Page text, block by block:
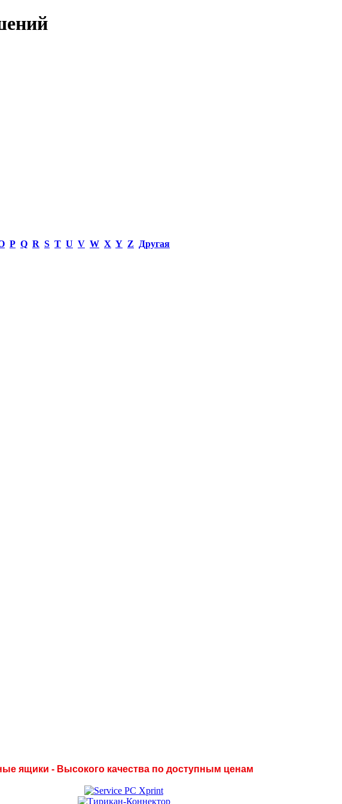
P Q R S T U V W X Y Z
Другая
ящики - Высокого качества по доступным ценам